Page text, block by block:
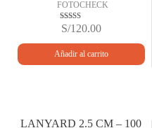
FOTOCHECK
Valorado
en
4.00
de 5
S/120.00
Añadir al carrito
LANYARD 2.5 CM – 100